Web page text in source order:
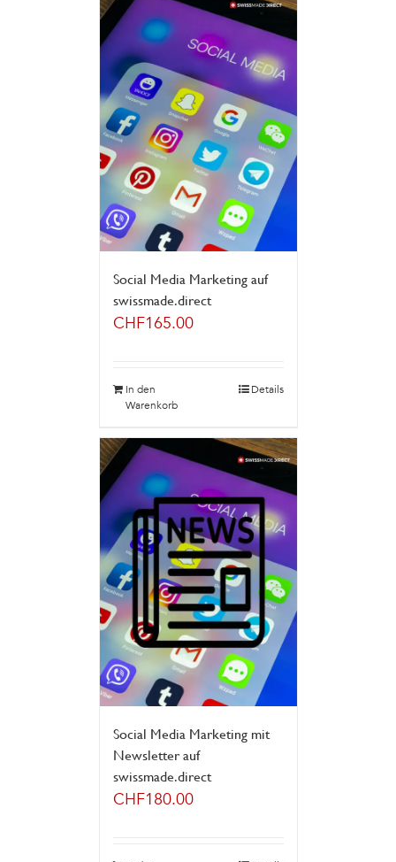
Social Media Marketing auf
swissmade.direct
CHF165.00
In den
Warenkorb
Details
Social Media Marketing mit
Newsletter auf
swissmade.direct
CHF180.00